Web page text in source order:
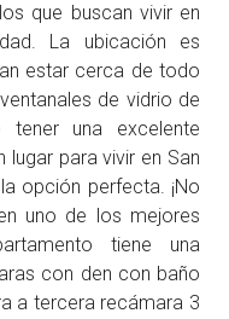
que buscan vivir en
La ubicación es
estar cerca de todo
de vidrio de
una excelente
lugar para vivir en San
opción perfecta. ¡No
uno de los mejores
tiene una
con den con baño
a tercera recámara 3